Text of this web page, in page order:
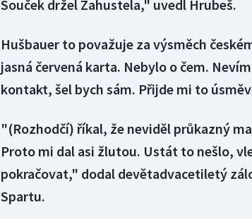
Souček držel Zahustela," uvedl Hrubeš.
Hušbauer to považuje za výsměch
jasná červená karta. Nebylo o čem.
kontakt, šel bych sám. Přijde mi to
"(Rozhodčí) říkal, že neviděl průkazný
Proto mi dal asi žlutou. Ustát to nešlo,
pokračovat," dodal devětadvacetiletý
Spartu.